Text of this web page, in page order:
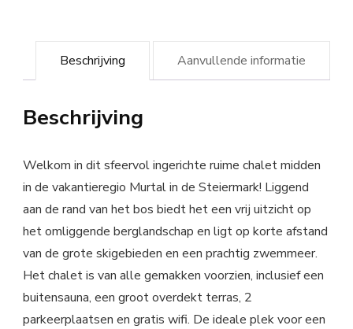
Beschrijving Aanvullende informatie
Beschrijving
Welkom in dit sfeervol ingerichte ruime chalet midden
in de vakantieregio Murtal in de Steiermark! Liggend
aan de rand van het bos biedt het een vrij uitzicht op
het omliggende berglandschap en ligt op korte afstand
van de grote skigebieden en een prachtig zwemmeer.
Het chalet is van alle gemakken voorzien, inclusief een
buitensauna, een groot overdekt terras, 2
parkeerplaatsen en gratis wifi. De ideale plek voor een